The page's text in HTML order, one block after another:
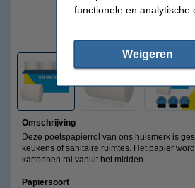
Omschrijving
Deze poetspapierrol van ons huismerk is
keukens of sanitaire ruimtes. Het papier
kartonnen rol vanuit het midden.
Papiersoort
functionele en analytische
Weigeren